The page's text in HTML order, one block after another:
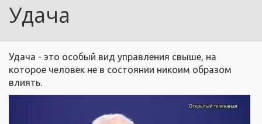
Удача
Удача - это особый вид управления свыше, на
которое человек не в состоянии никоим образом
влиять.